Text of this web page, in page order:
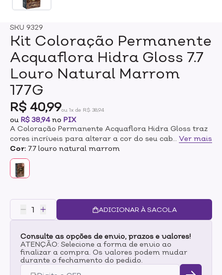
SKU 9329
Kit Coloração Permanente
Acquaflora Hidra Gloss 7.7
Louro Natural Marrom
177G
R$ 40,99ou 1x de R$ 38,94
ou R$ 38,94no PIX
A Coloração Permanente Acquaflora Hidra Gloss traz
cores incríveis para alterar a cor do seu cabelo e
promover uma cobertura total dos fios brancos.
Apresenta um sistema exclusivo com o Complexo
Protetor Pré-Coloração, enriquecida por óleos, e o
Tratamento Condicionante Pós-Coloração, para
capilar por muito mais tempo.Acompanha oxidante,
coloração permanente, par de luvas, Complexo
Protetor Pré-Coloração e Tratamento Condicionante
Ver mais
Cor: 7.7 louro natural marrom
ADICIONAR À SACOLA
Consulte as opções de envio, prazos e valores!
ATENÇÃO: Selecione a forma de envio ao
finalizar a compra. Os valores podem mudar
durante o fechamento do pedido.